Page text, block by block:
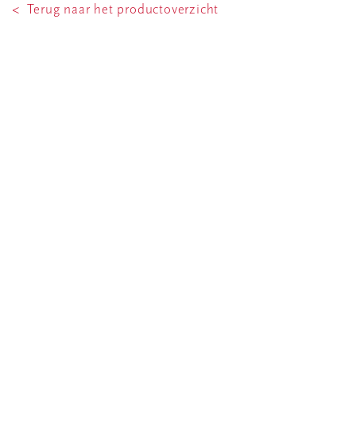
< Terug naar het productoverzicht